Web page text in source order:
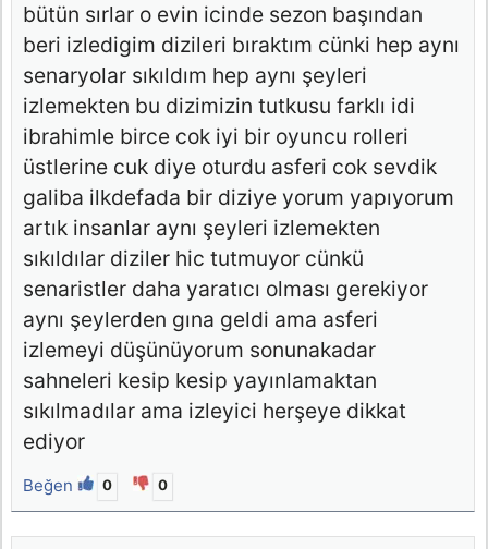
bütün sırlar o evin icinde sezon başından
beri izledigim dizileri bıraktım cünki hep aynı
senaryolar sıkıldım hep aynı şeyleri
izlemekten bu dizimizin tutkusu farklı idi
ibrahimle birce cok iyi bir oyuncu rolleri
üstlerine cuk diye oturdu asferi cok sevdik
galiba ilkdefada bir diziye yorum yapıyorum
artık insanlar aynı şeyleri izlemekten
sıkıldılar diziler hic tutmuyor cünkü
senaristler daha yaratıcı olması gerekiyor
aynı şeylerden gına geldi ama asferi
izlemeyi düşünüyorum sonunakadar
sahneleri kesip kesip yayınlamaktan
sıkılmadılar ama izleyici herşeye dikkat
ediyor
Beğen 0 0